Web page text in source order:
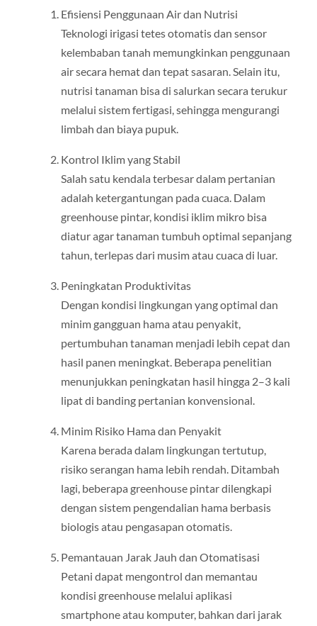
Efisiensi Penggunaan Air dan Nutrisi
Teknologi irigasi tetes otomatis dan sensor
kelembaban tanah memungkinkan penggunaan
air secara hemat dan tepat sasaran. Selain itu,
nutrisi tanaman bisa di salurkan secara terukur
melalui sistem fertigasi, sehingga mengurangi
limbah dan biaya pupuk.
Kontrol Iklim yang Stabil
Salah satu kendala terbesar dalam pertanian
adalah ketergantungan pada cuaca. Dalam
greenhouse pintar, kondisi iklim mikro bisa
diatur agar tanaman tumbuh optimal sepanjang
tahun, terlepas dari musim atau cuaca di luar.
Peningkatan Produktivitas
Dengan kondisi lingkungan yang optimal dan
minim gangguan hama atau penyakit,
pertumbuhan tanaman menjadi lebih cepat dan
hasil panen meningkat. Beberapa penelitian
menunjukkan peningkatan hasil hingga 2–3 kali
lipat di banding pertanian konvensional.
Minim Risiko Hama dan Penyakit
Karena berada dalam lingkungan tertutup,
risiko serangan hama lebih rendah. Ditambah
lagi, beberapa greenhouse pintar dilengkapi
dengan sistem pengendalian hama berbasis
biologis atau pengasapan otomatis.
Pemantauan Jarak Jauh dan Otomatisasi
Petani dapat mengontrol dan memantau
kondisi greenhouse melalui aplikasi
smartphone atau komputer, bahkan dari jarak